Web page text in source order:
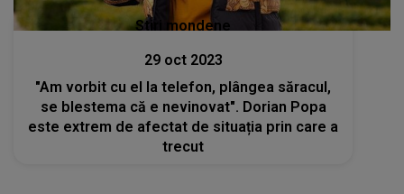
Stiri mondene
29 oct 2023
"Am vorbit cu el la telefon, plângea săracul,
se blestema că e nevinovat". Dorian Popa
este extrem de afectat de situația prin care a
trecut